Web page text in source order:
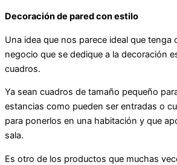
Decoración de pared con estilo
Una idea que nos parece ideal que tenga
negocio que se dedique a la decoración
cuadros.
Ya sean cuadros de tamaño pequeño
estancias como pueden ser entradas o
para ponerlos en una habitación y que
sala.
Es otro de los productos que muchas